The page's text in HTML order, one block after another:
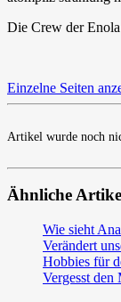
Die Crew der
Einzelne Seiten
Artikel wurde noch
Ähnliche
Wie sieht
Verändert
Hobbies für
Vergesst